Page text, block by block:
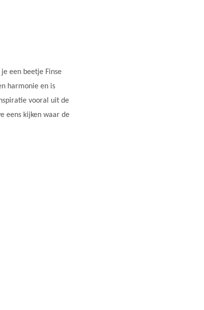
een beetje Finse
harmonie en is
vooral uit de
eens kijken waar de